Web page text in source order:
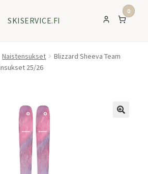
SKISERVICE.FI
0
Naistensukset
Blizzard Sheeva Team
25/26